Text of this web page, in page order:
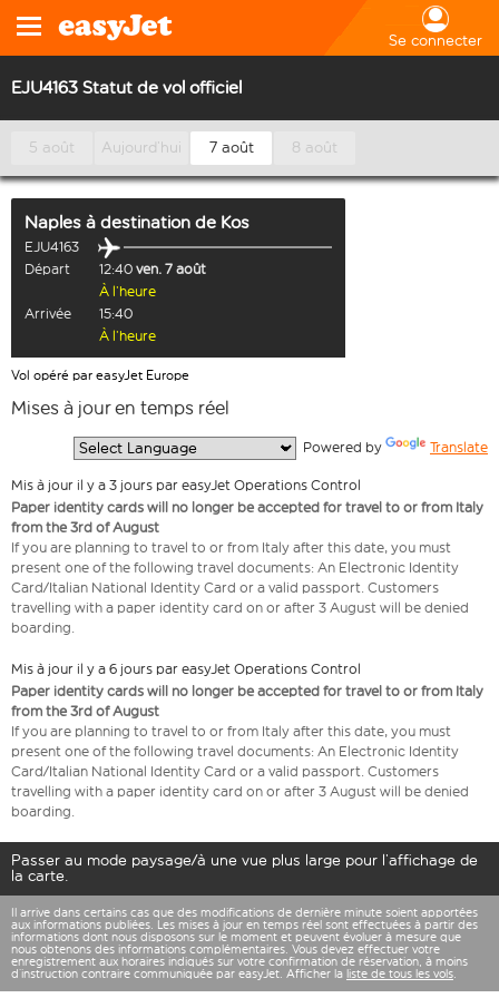
Se connecter
EJU4163 Statut de vol officiel
5 août Aujourd’hui 7 août 8 août
Naples à destination de Kos
EJU4163
Départ
12:40 ven. 7 août
À l’heure
Arrivée
15:40
À l’heure
Vol opéré par easyJet Europe
Mises à jour en temps réel
Powered by Translate
Mis à jour il y a 3 jours par easyJet Operations Control
Paper identity cards will no longer be accepted for travel to or from Italy
from the 3rd of August
If you are planning to travel to or from Italy after this date, you must
present one of the following travel documents: An Electronic Identity
Card/Italian National Identity Card or a valid passport. Customers
travelling with a paper identity card on or after 3 August will be denied
boarding.
Mis à jour il y a 6 jours par easyJet Operations Control
Paper identity cards will no longer be accepted for travel to or from Italy
from the 3rd of August
If you are planning to travel to or from Italy after this date, you must
present one of the following travel documents: An Electronic Identity
Card/Italian National Identity Card or a valid passport. Customers
travelling with a paper identity card on or after 3 August will be denied
boarding.
Passer au mode paysage/à une vue plus large pour l’affichage de
la carte.
Il arrive dans certains cas que des modifications de dernière minute soient apportées
aux informations publiées. Les mises à jour en temps réel sont effectuées à partir des
informations dont nous disposons sur le moment et peuvent évoluer à mesure que
nous obtenons des informations complémentaires. Vous devez effectuer votre
enregistrement aux horaires indiqués sur votre confirmation de réservation, à moins
d’instruction contraire communiquée par easyJet. Afficher la liste de tous les vols.